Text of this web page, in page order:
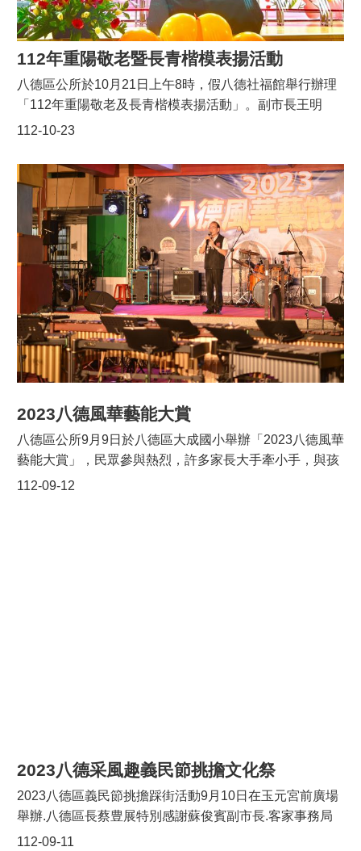
級長官及各馬祖宮廟主委共同陪祭，象徵著媽祖的升天，
寓意祈福平安。現場還有神轎會香交流，邀請大坵趙王
宮、八德大聖宮、八德龍山寺、八德蕭王爺、芹壁龍角
峯、桃園玄天宮、塘岐半山北極殿進行神轎會香的儀式，
並在儀式後席開食福宴100桌，10道讓人垂涎三尺的馬祖
風味佳餚。周邊有馬祖美食品嚐及馬祖文化體驗，還有南
亞食品工業股份有限公司贊助維大力汽水車1台，讓民眾
祖的特色美食外，舞台上還有精彩節目，包括馬祖故事劇
場、在地社團展演、串樂隊樂團表演，以及知名藝人郭婷
筠、賴慧如、沈文程歌手演唱，更有iphone15等大獎摸
彩，現場氣氛歡樂，民眾參與熱烈。
112年重陽敬老暨長青楷模表揚活動
112-10-23
八德區公所於10月21日上午8時，假八德社福館舉行辦理
「112年重陽敬老及長青楷模表揚活動」。副市長王明
鉅、八德區長蔡豊展、社會局兒少科督導徐雅嵐、市議員
市議員呂林小鳳、朱珍瑤、楊朝偉、許家睿亦派代表出席
致意。桃園市副市長王明鉅首先代表市長張善政到場向長
青及敬老楷模致意，祝福由八德區原住民族協進會及各里
精心遴選出的104位長青及敬老楷模，感謝其對家庭及社
會無悔的付出。更說明張市長上任後推動各項長者多元服
務，例如提高重陽節禮金至2500元、長者健保費補助、假
牙補助、免費施打新型肺炎鏈球菌結合型疫苗及敬老愛心
卡也從10月份開始有加點活動，另外市府各局處也從8月
至10月推動各項重陽季活動，計有長青趣味運動會、象棋
比賽及歌謠競賽等，讓生活在桃園的長輩們能夠身心愉
快，健康樂活。受獎楷模除了接受頒奬外，市府及公所還
準備了精美的禮品及2,000元禮券。此外，現場安排了精
采的薩克斯風演奏、充滿異國風情的巴米藝術團的森巴舞
蹈演出，以及知名的原住民歌手溫瀚龍以鄒族的好聲音，
讓所有與會者一起分享悅耳的樂音，會場周邊更設置創意
拍照區，讓每位楷模們都能留下充滿回憶的照片，​整場活
動圓滿成功。
2023八德風華藝能大賞
112-09-12
八德區公所9月9日於八德區大成國小舉辦「2023八德風華
藝能大賞」，民眾參與熱烈，許多家長大手牽小手，與孩
子們共同參與。活動由八德區長蔡豊展代表市長出席致
區的國小學童在暑假期間去探訪、採集屬於八德的在地元
素，透過畫筆彩繪出他們眼中的八德，比賽分為國小低、
中、高年級3組，每組取前3名及佳作10名，得獎者可獲得
獎狀及禮券，已於9/9活動中公開頒獎及將得獎作品展示於
大成國小游藝館，展覽將持續至10月21日，歡迎市民朋友
2023八德采風趣義民節挑擔文化祭
112-09-11
2023八德區義民節挑擔踩街活動9月10日在玉元宮前廣場
舉辦.八德區長蔡豊展特別感謝蘇俊賓副市長.客家事務局
林昭賢局長.民政局局長劉思遠.趙正宇立委夫人.段樹文.許